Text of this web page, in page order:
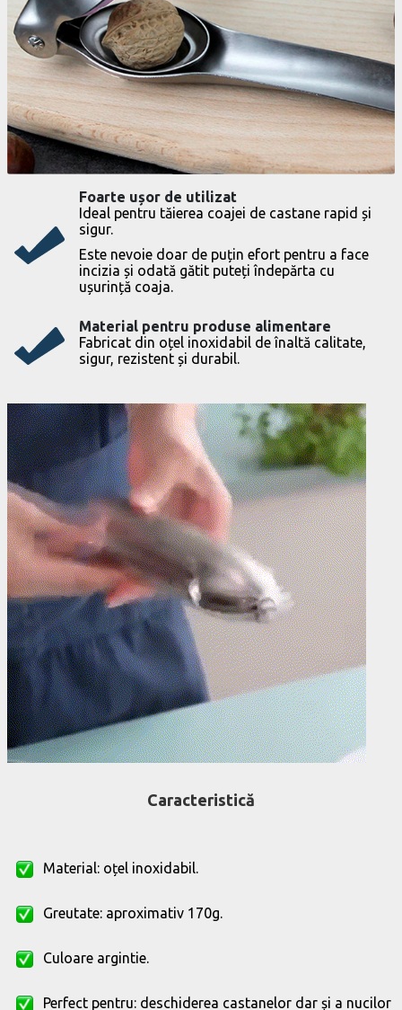
Foarte ușor de utilizat
Ideal pentru tăierea coajei de castane rapid și
sigur.
Este nevoie doar de puțin efort pentru a face
incizia și odată gătit puteți îndepărta cu
ușurință coaja.
Material pentru produse alimentare
Fabricat din oțel inoxidabil de înaltă calitate,
sigur, rezistent și durabil.
Caracteristică
Material: oțel inoxidabil.
Greutate: aproximativ 170g.
Culoare argintie.
Perfect pentru: deschiderea castanelor dar și a nucilor